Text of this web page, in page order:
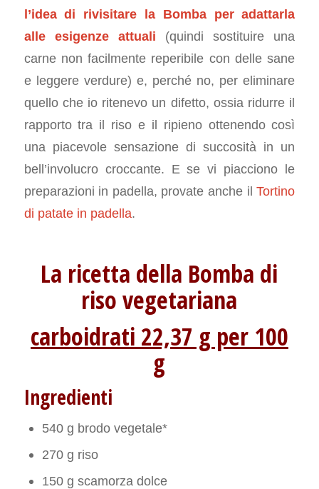
l’idea di rivisitare la Bomba per adattarla
alle esigenze attuali (quindi sostituire una
carne non facilmente reperibile con delle sane
e leggere verdure) e, perché no, per eliminare
quello che io ritenevo un difetto, ossia ridurre il
rapporto tra il riso e il ripieno ottenendo così
una piacevole sensazione di succosità in un
bell’involucro croccante. E se vi piacciono le
preparazioni in padella, provate anche ilTortino
di patate in padella.
La ricetta della Bomba di
riso vegetariana
carboidrati 22,37 g per 100
g
Ingredienti
540 g brodo vegetale*
270 g riso
150 g scamorza dolce